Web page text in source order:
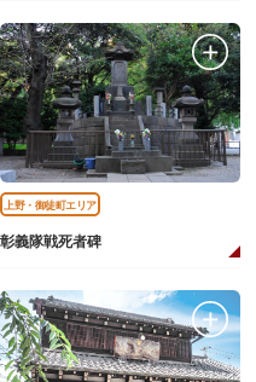
上野・御徒町エリア
彰義隊戦死者碑